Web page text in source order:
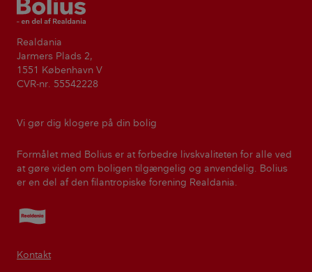
Bolius
Realdania
Jarmers Plads 2,
1551 København V
CVR-nr. 55542228
Vi gør dig klogere på din bolig
Formålet med Bolius er at forbedre livskvaliteten for alle ved
at gøre viden om boligen tilgængelig og anvendelig. Bolius
er en del af den filantropiske forening Realdania.
Realdania
Kontakt